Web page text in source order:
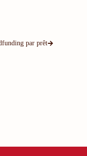
par prêt